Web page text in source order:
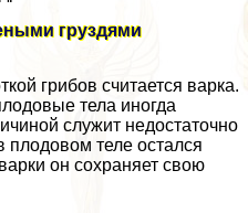
груздями
грибов считается варка.
тела иногда
служит недостаточно
теле остался
он сохраняет свою